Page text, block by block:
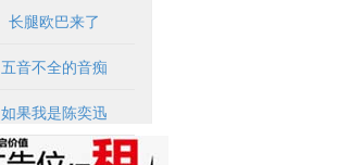
长腿欧巴来了
五音不全的音痴
如果我是陈奕迅